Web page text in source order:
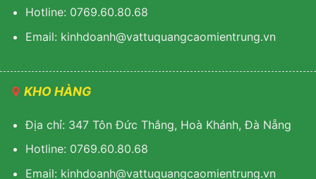
Hotline: 0769.60.80.68
Email: kinhdoanh@vattuquangcaomientrung.vn
KHO HÀNG
Địa chỉ: 347 Tôn Đức Thắng, Hoà Khánh, Đà Nẵng
Hotline: 0769.60.80.68
Email: kinhdoanh@vattuquangcaomientrung.vn